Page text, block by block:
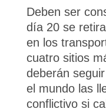
Deben ser
día 20 se
en los
cuatro sitios
deberán
el mundo las
conflictivo si